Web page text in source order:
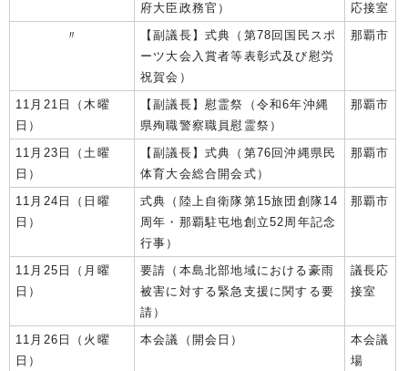
府大臣政務官）
応接室
〃
【副議長】式典（第78回国民スポ
ーツ大会入賞者等表彰式及び慰労
祝賀会）
那覇市
11月21日（木曜
日）
【副議長】慰霊祭（令和6年沖縄
県殉職警察職員慰霊祭）
那覇市
11月23日（土曜
日）
【副議長】式典（第76回沖縄県民
体育大会総合開会式）
那覇市
11月24日（日曜
日）
式典（陸上自衛隊第15旅団創隊14
周年・那覇駐屯地創立52周年記念
行事）
那覇市
11月25日（月曜
日）
要請（本島北部地域における豪雨
被害に対する緊急支援に関する要
請）
議長応
接室
11月26日（火曜
日）
本会議（開会日）
本会議
場